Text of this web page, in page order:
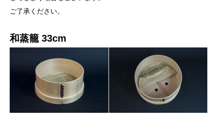
ご了承ください。
和蒸籠 33cm